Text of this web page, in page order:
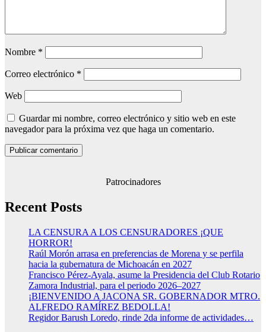
Nombre *
Correo electrónico *
Web
Guardar mi nombre, correo electrónico y sitio web en este
navegador para la próxima vez que haga un comentario.
Patrocinadores
Recent Posts
LA CENSURA A LOS CENSURADORES ¡QUE
HORROR!
Raúl Morón arrasa en preferencias de Morena y se perfila
hacia la gubernatura de Michoacán en 2027
Francisco Pérez-Ayala, asume la Presidencia del Club Rotario
Zamora Industrial, para el periodo 2026–2027
¡BIENVENIDO A JACONA SR. GOBERNADOR MTRO.
ALFREDO RAMÍREZ BEDOLLA!
Regidor Barush Loredo, rinde 2da informe de actividades…